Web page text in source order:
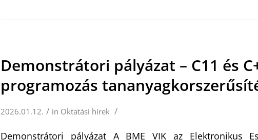
Demonstrátori pályázat – C11 és
programozás
2026.01.12. / in Oktatási hírek /
Demonstrátori pályázat A BME VIK az Elektronikus